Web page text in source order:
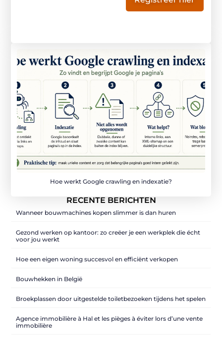
Hoe werkt Google crawling en indexatie?
RECENTE BERICHTEN
Wanneer bouwmachines kopen slimmer is dan huren
Gezond werken op kantoor: zo creëer je een werkplek die écht
voor jou werkt
Hoe een eigen woning succesvol en efficiënt verkopen
Bouwhekken in België
Broekplassen door uitgestelde toiletbezoeken tijdens het spelen
Agence immobilière à Hal et les pièges à éviter lors d’une vente
immobilière